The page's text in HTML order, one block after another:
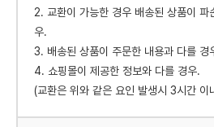
2. 교환이 가능한 경우 배송된 상품이 파
우.
3. 배송된 상품이 주문한 내용과 다를 경
4. 쇼핑몰이 제공한 정보와 다를 경우.
(교환은 위와 같은 요인 발생시 3시간 이